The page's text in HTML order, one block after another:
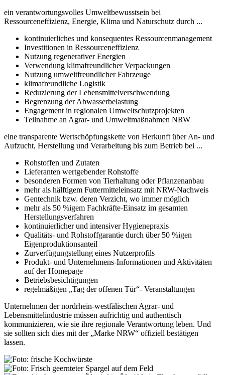
ein verantwortungsvolles Umweltbewusstsein bei
Ressourceneffizienz, Energie, Klima und Naturschutz durch ...
kontinuierliches und konsequentes Ressourcenmanagement
Investitionen in Ressourceneffizienz
Nutzung regenerativer Energien
Verwendung klimafreundlicher Verpackungen
Nutzung umweltfreundlicher Fahrzeuge
klimafreundliche Logistik
Reduzierung der Lebensmittelverschwendung
Begrenzung der Abwasserbelastung
Engagement in regionalen Umweltschutzprojekten
Teilnahme an Agrar- und Umweltmaßnahmen NRW
eine transparente Wertschöpfungskette von Herkunft über An- und
Aufzucht, Herstellung und Verarbeitung bis zum Betrieb bei ...
Rohstoffen und Zutaten
Lieferanten wertgebender Rohstoffe
besonderen Formen von Tierhaltung oder Pflanzenanbau
mehr als hälftigem Futtermitteleinsatz mit NRW-Nachweis
Gentechnik bzw. deren Verzicht, wo immer möglich
mehr als 50 %igem Fachkräfte-Einsatz im gesamten
Herstellungsverfahren
kontinuierlicher und intensiver Hygienepraxis
Qualitäts- und Rohstoffgarantie durch über 50 %igen
Eigenproduktionsanteil
Zurverfügungstellung eines Nutzerprofils
Produkt- und Unternehmens-Informationen und Aktivitäten
auf der Homepage
Betriebsbesichtigungen
regelmäßigen „Tag der offenen Tür“- Veranstaltungen
Unternehmen der nordrhein-westfälischen Agrar- und
Lebensmittelindustrie müssen aufrichtig und authentisch
kommunizieren, wie sie ihre regionale Verantwortung leben. Und
sie sollten sich dies mit der „Marke NRW“ offiziell bestätigen
lassen.